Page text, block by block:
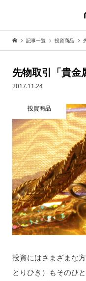
記事一覧 投資商品
先物取引「貴金
2017.11.24
投資商品
投資にはさまざまな
とりひき）もそのひ